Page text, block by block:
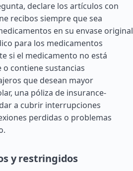
declare los artículos con
recibos siempre que sea
en su envase original
para los medicamentos
si el medicamento no está
contiene sustancias
que desean mayor
una póliza de insurance-
a cubrir interrupciones
perdidas o problemas
y restringidos